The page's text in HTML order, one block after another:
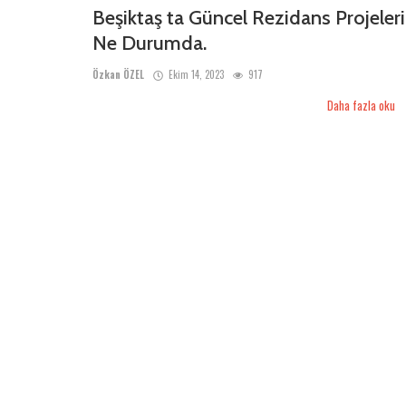
Beşiktaş ta Güncel Rezidans Projeleri
Ne Durumda.
Özkan ÖZEL Ekim 14, 2023 917
Daha fazla oku